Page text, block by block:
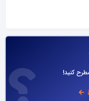
کنید!